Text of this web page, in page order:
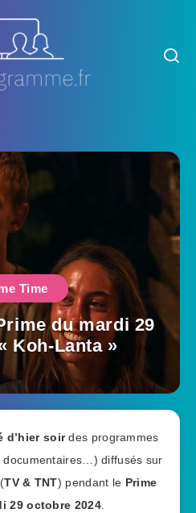
Time
du mardi 29
Koh-Lanta »
d’hier soirdes programmes
documentaires…) diffusés sur
TV & TNT) pendant le Prime
29 octobre 2024.